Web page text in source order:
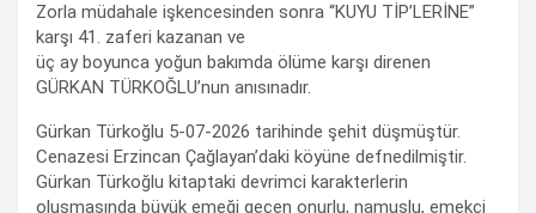
Zorla müdahale işkencesinden sonra “KUYU TİP’LERİNE”
karşı 41. zaferi kazanan ve
üç ay boyunca yoğun bakımda ölüme karşı direnen
GÜRKAN TÜRKOĞLU’nun anısınadır.
Gürkan Türkoğlu 5-07-2026 tarihinde şehit düşmüştür.
Cenazesi Erzincan Çağlayan’daki köyüne defnedilmiştir.
Gürkan Türkoğlu kitaptaki devrimci karakterlerin
oluşmasında büyük emeği geçen onurlu, namuslu, emekçi